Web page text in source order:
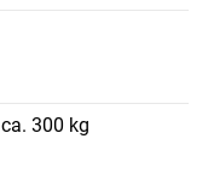
ca. 300 kg